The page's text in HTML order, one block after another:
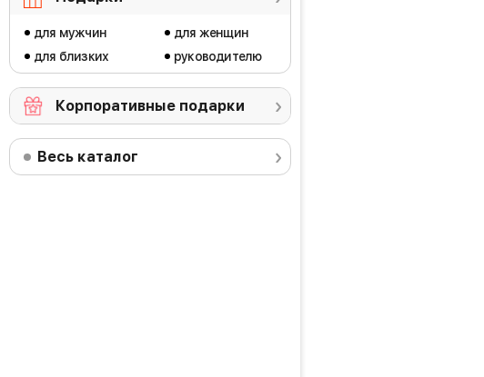
для мужчин
для близких
для женщин
руководителю
Корпоративные подарки
Весь каталог